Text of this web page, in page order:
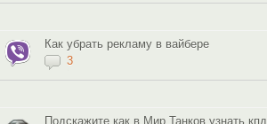
Как убрать рекламу в вайбере
3
Подскажите как в Мир Танков узнать кпд